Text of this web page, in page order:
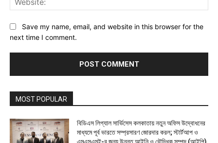
Save my name, email, and website in this browser for the
next time I comment.
MOST POPULAR
বিডিএস লিগ্যাল সার্ভিসেস কলকাতায় নতুন অফিস উদ্বোধনের
মাধ্যমে পূর্ব ভারতে সম্প্রসারণ জোরদার করল; স্টার্টআপ ও